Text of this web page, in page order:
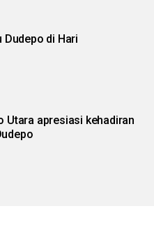
Dudepo di Hari
Utara apresiasi kehadiran